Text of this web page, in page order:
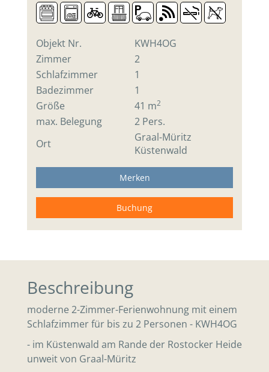
Objekt Nr.
KWH4OG
Zimmer
2
Schlafzimmer
1
Badezimmer
1
Größe
41 m2
max. Belegung
2 Pers.
Ort
Graal-Müritz
Küstenwald
Merken
Buchung
Beschreibung
moderne 2-Zimmer-Ferienwohnung mit einem
Schlafzimmer für bis zu 2 Personen - KWH4OG
- im Küstenwald am Rande der Rostocker Heide
unweit von Graal-Müritz